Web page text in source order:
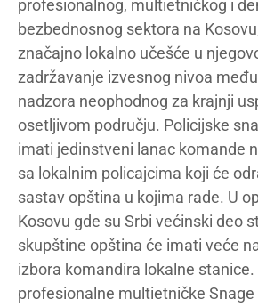
profesionalnog, multietničkog i
bezbednosnog sektora na
značajno lokalno učešće u
zadržavanje izvesnog nivoa
nadzora neophodnog za krajnji
osetljivom području. Policijske
imati jedinstveni lanac komande
sa lokalnim policajcima koji će
sastav opština u kojima rade. U
Kosovu gde su Srbi većinski deo
skupštine opština će imati veće
izbora komandira lokalne stanice.
profesionalne multietničke